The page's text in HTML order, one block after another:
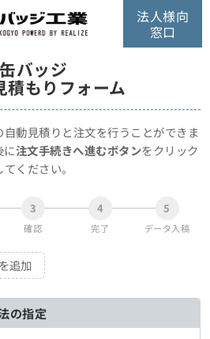
法人様向
窓口
缶バッジ
積もりフォーム
動見積りと注文を行うことができま
に注文手続きへ進むボタンをクリック
てください。
3
確認
4
完了
5
データ入稿
追加
の指定